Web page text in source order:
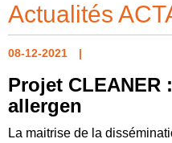
Actualités
08-12-2021
Projet
allergen
La maitrise de la